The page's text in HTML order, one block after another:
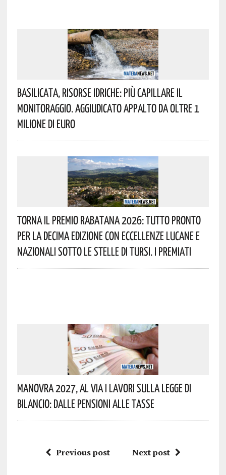
Basilicata, Risorse Idriche: Più Capillare Il
Monitoraggio. Aggiudicato Appalto Da Oltre 1
Milione Di Euro
Torna Il Premio Rabatana 2026: Tutto Pronto
Per La Decima Edizione Con Eccellenze Lucane E
Nazionali Sotto Le Stelle Di Tursi. I Premiati
Manovra 2027, Al Via I Lavori Sulla Legge Di
Bilancio: Dalle Pensioni Alle Tasse
Previous post Next post